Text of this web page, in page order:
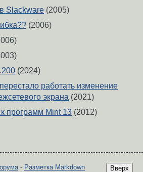
Slackware (2005)
(2006)
(2024)
работать изменение
экрана (2021)
программ Mint 13 (2012)
Вверх
- Разметка Markdown